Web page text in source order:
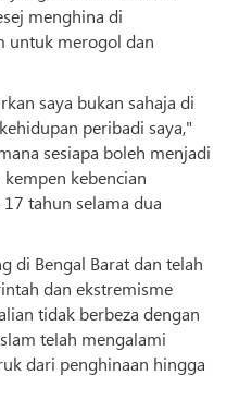
menghina di
untuk merogol dan
saya bukan sahaja di
peribadi saya,"
sesiapa boleh menjadi
kebencian
tahun selama dua
di Bengal Barat dan telah
dan ekstremisme
tidak berbeza dengan
telah mengalami
dari penghinaan hingga